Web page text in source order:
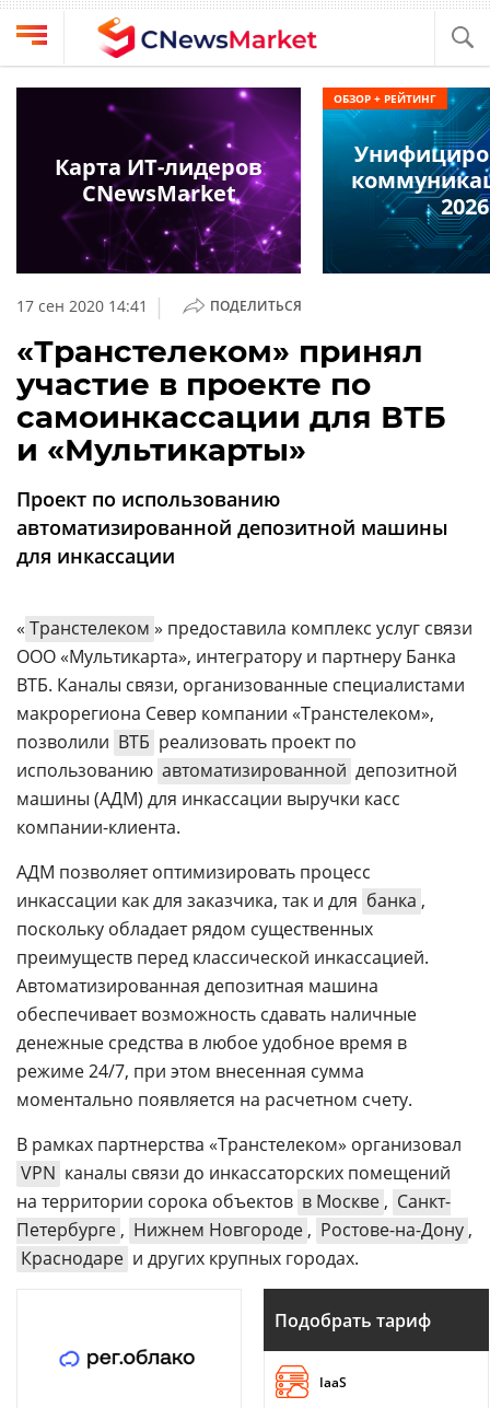
Выбрать
провайдера
Компании
обзоры
кабинет
О
проекте
CNews
Аналитика
Конференции
ТВ
издании
Реклама
Дзен
VK
Rutube
CNews
Конференции
Техника
17 сен 2020 14:41 | ПОДЕЛИТЬСЯ
«Транстелеком» принял
участие в проекте по
самоинкассации для ВТБ
и «Мультикарты»
Проект по использованию
автоматизированной депозитной машины
для инкассации
« Транстелеком » предоставила комплекс услуг связи
ООО «Мультикарта», интегратору и партнеру Банка
ВТБ. Каналы связи, организованные специалистами
макрорегиона Север компании «Транстелеком»,
позволили ВТБ реализовать проект по
использованию автоматизированной депозитной
машины (АДМ) для инкассации выручки касс
компании-клиента.
АДМ позволяет оптимизировать процесс
инкассации как для заказчика, так и для банка ,
поскольку обладает рядом существенных
преимуществ перед классической инкассацией.
Автоматизированная депозитная машина
обеспечивает возможность сдавать наличные
денежные средства в любое удобное время в
режиме 24/7, при этом внесенная сумма
моментально появляется на расчетном счету.
В рамках партнерства «Транстелеком» организовал
VPN каналы связи до инкассаторских помещений
на территории сорока объектов в Москве , Санкт-
Петербурге , Нижнем Новгороде , Ростове-на-Дону ,
Краснодаре и других крупных городах.
Подобрать тариф
IaaS
Карта ИТ-лидеров
CNewsMarket
2026
ОБЗОР + РЕЙТИНГ